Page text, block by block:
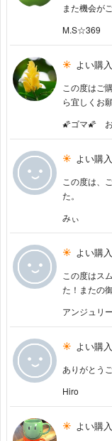
また機会が
M.S☆369
よい購
この度はご
ら宜しくお
🌠ゴマ🌠
よい購
この度は、
た。
みぃ
よい購
この度はス
た！またの
アンジュリ
よい購
ありがとう
Hiro
よい購